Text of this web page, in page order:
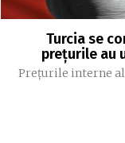
Turcia se
prețurile au
Prețurile interne